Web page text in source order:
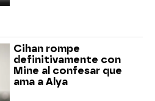
Cihan rompe
definitivamente con
Mine al confesar que
ama a Alya